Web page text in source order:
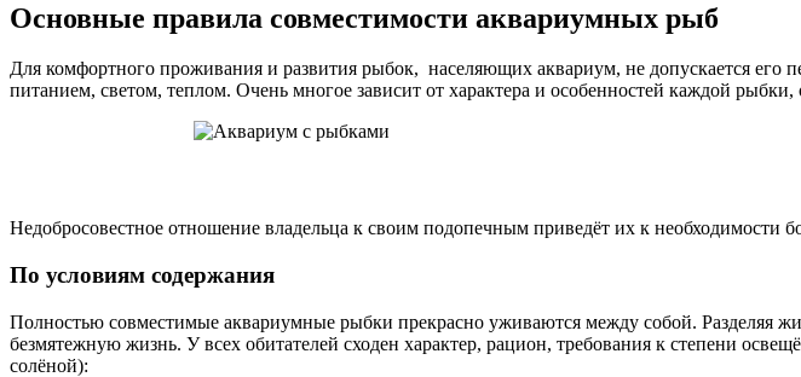
Основные правила совместимости аквариумных рыб
Для комфортного проживания и развития рыбок, населяющих аквариум, не допускается его
питанием, светом, теплом. Очень многое зависит от характера и особенностей каждой
Недобросовестное отношение владельца к своим подопечным приведёт их к необходимости
По условиям содержания
Полностью совместимые аквариумные рыбки прекрасно уживаются между собой. Разделяя
безмятежную жизнь. У всех обитателей сходен характер, рацион, требования к степени
солёной):